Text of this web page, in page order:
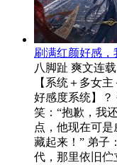
刷满红颜好感
八脚趾 爽文连载
【系统＋多女
好感度系统】
笑：“抱歉，我
点，他现在可
藏起来！” 弟
代，那里依旧